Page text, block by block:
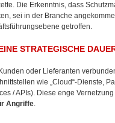
Die Erkenntnis, dass
sei in der Branche
getroffen.
STRATEGISCHE
oder Lieferanten
wie „Cloud“-Dienste,
/ APIs). Diese enge
Angriffe.